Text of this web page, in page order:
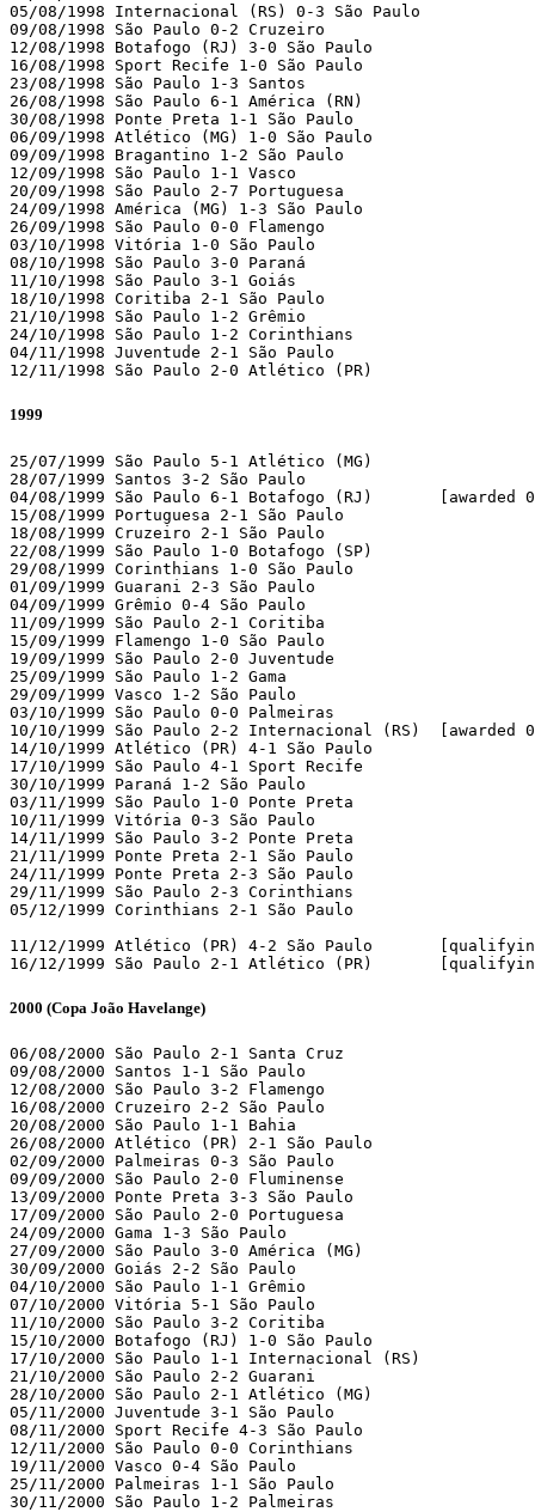
05/08/1998 Internacional (RS) 0-3 São Paulo
09/08/1998 São Paulo 0-2 Cruzeiro
12/08/1998 Botafogo (RJ) 3-0 São Paulo
16/08/1998 Sport Recife 1-0 São Paulo
23/08/1998 São Paulo 1-3 Santos
26/08/1998 São Paulo 6-1 América (RN)
30/08/1998 Ponte Preta 1-1 São Paulo
06/09/1998 Atlético (MG) 1-0 São Paulo
09/09/1998 Bragantino 1-2 São Paulo
12/09/1998 São Paulo 1-1 Vasco
20/09/1998 São Paulo 2-7 Portuguesa
24/09/1998 América (MG) 1-3 São Paulo
26/09/1998 São Paulo 0-0 Flamengo
03/10/1998 Vitória 1-0 São Paulo
08/10/1998 São Paulo 3-0 Paraná
11/10/1998 São Paulo 3-1 Goiás
18/10/1998 Coritiba 2-1 São Paulo
21/10/1998 São Paulo 1-2 Grêmio
24/10/1998 São Paulo 1-2 Corinthians
04/11/1998 Juventude 2-1 São Paulo
12/11/1998 São Paulo 2-0 Atlético (PR)
1999
25/07/1999 São Paulo 5-1 Atlético (MG)
28/07/1999 Santos 3-2 São Paulo
04/08/1999 São Paulo 6-1 Botafogo (RJ)       [awarded
15/08/1999 Portuguesa 2-1 São Paulo
18/08/1999 Cruzeiro 2-1 São Paulo
22/08/1999 São Paulo 1-0 Botafogo (SP)
29/08/1999 Corinthians 1-0 São Paulo
01/09/1999 Guarani 2-3 São Paulo
04/09/1999 Grêmio 0-4 São Paulo
11/09/1999 São Paulo 2-1 Coritiba
15/09/1999 Flamengo 1-0 São Paulo
19/09/1999 São Paulo 2-0 Juventude
25/09/1999 São Paulo 1-2 Gama
29/09/1999 Vasco 1-2 São Paulo
03/10/1999 São Paulo 0-0 Palmeiras
10/10/1999 São Paulo 2-2 Internacional (RS)  [awarded
14/10/1999 Atlético (PR) 4-1 São Paulo
17/10/1999 São Paulo 4-1 Sport Recife
30/10/1999 Paraná 1-2 São Paulo
03/11/1999 São Paulo 1-0 Ponte Preta
10/11/1999 Vitória 0-3 São Paulo
14/11/1999 São Paulo 3-2 Ponte Preta
21/11/1999 Ponte Preta 2-1 São Paulo
24/11/1999 Ponte Preta 2-3 São Paulo
29/11/1999 São Paulo 2-3 Corinthians
05/12/1999 Corinthians 2-1 São Paulo
11/12/1999 Atlético (PR) 4-2 São Paulo
16/12/1999 São Paulo 2-1 Atlético (PR)
2000 (Copa João Havelange)
06/08/2000 São Paulo 2-1 Santa Cruz
09/08/2000 Santos 1-1 São Paulo
12/08/2000 São Paulo 3-2 Flamengo
16/08/2000 Cruzeiro 2-2 São Paulo
20/08/2000 São Paulo 1-1 Bahia
26/08/2000 Atlético (PR) 2-1 São Paulo
02/09/2000 Palmeiras 0-3 São Paulo
09/09/2000 São Paulo 2-0 Fluminense
13/09/2000 Ponte Preta 3-3 São Paulo
17/09/2000 São Paulo 2-0 Portuguesa
24/09/2000 Gama 1-3 São Paulo
27/09/2000 São Paulo 3-0 América (MG)
30/09/2000 Goiás 2-2 São Paulo
04/10/2000 São Paulo 1-1 Grêmio
07/10/2000 Vitória 5-1 São Paulo
11/10/2000 São Paulo 3-2 Coritiba
15/10/2000 Botafogo (RJ) 1-0 São Paulo
17/10/2000 São Paulo 1-1 Internacional (RS)
21/10/2000 São Paulo 2-2 Guarani
28/10/2000 São Paulo 2-1 Atlético (MG)
05/11/2000 Juventude 3-1 São Paulo
08/11/2000 Sport Recife 4-3 São Paulo
12/11/2000 São Paulo 0-0 Corinthians
19/11/2000 Vasco 0-4 São Paulo
25/11/2000 Palmeiras 1-1 São Paulo
30/11/2000 São Paulo 1-2 Palmeiras